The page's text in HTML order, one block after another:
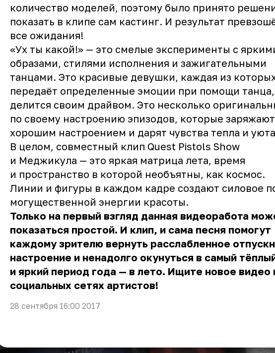
количество моделей, поэтому было принято
показать в клипе сам кастинг. И результат
все ожидания!
«Ух ты какой!» — это смелые эксперименты с
образами, стилями исполнения и зажигательными
танцами. Это красивые девушки, каждая из
передаёт определенные эмоции при помощи танца,
делится своим драйвом. Это несколько
по своему настроению эпизодов, которые заряжают
хорошим настроением и дарят чувства тепла и
В целом, совместный клип Quest Pistols Show
и Меджикула — это яркая матрица лета, время
и пространство в которой необъятны, как космос.
Линии и фигуры в каждом кадре создают силовое
могущественной энергии красоты.
Только на первый взгляд данная видеоработа
показаться простой. И клип, и сама песня помогут
каждому зрителю вернуть расслабленное
настроение и ненадолго окунуться в самый
и яркий период года — в лето. Ищите новое видео
социальных сетях артистов!
28 сентября 16:00 2017